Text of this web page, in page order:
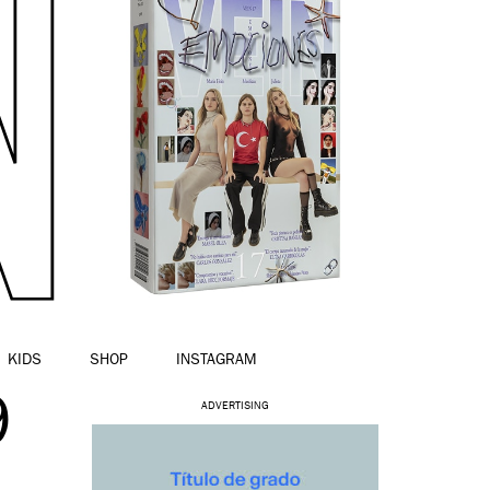
KIDS SHOP INSTAGRAM
ADVERTISING